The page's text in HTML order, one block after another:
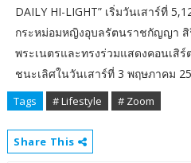
DAILY HI-LIGHT” เริ่มวันเสาร์ที่
กระหม่อมหญิงอุบลรัตนราชกัญญา
พระเนตรและทรงร่วมแสดงคอนเสิ
ชนะเลิศในวันเสาร์ที่ 3 พฤษภาคม
Tags # Lifestyle # Zoom
Share This